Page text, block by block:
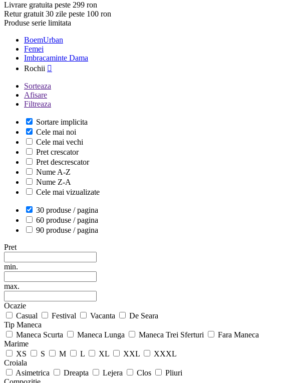
Livrare gratuita peste 299 ron
Retur gratuit 30 zile peste 100 ron
Produse serie limitata
BoemUrban
Femei
Imbracaminte Dama
Rochii 
Sorteaza
Afisare
Filtreaza
Sortare implicita
Cele mai noi
Cele mai vechi
Pret crescator
Pret descrescator
Nume A-Z
Nume Z-A
Cele mai vizualizate
30 produse / pagina
60 produse / pagina
90 produse / pagina
Pret
min.
max.
Ocazie
Casual
Festival Vacanta
De Seara
Tip Maneca
Maneca Scurta
Maneca Lunga Maneca Trei Sferturi
Fara Maneca
Marime
XS
S M L XL XXL
XXXL
Croiala
Asimetrica
Dreapta Lejera Clos
Pliuri